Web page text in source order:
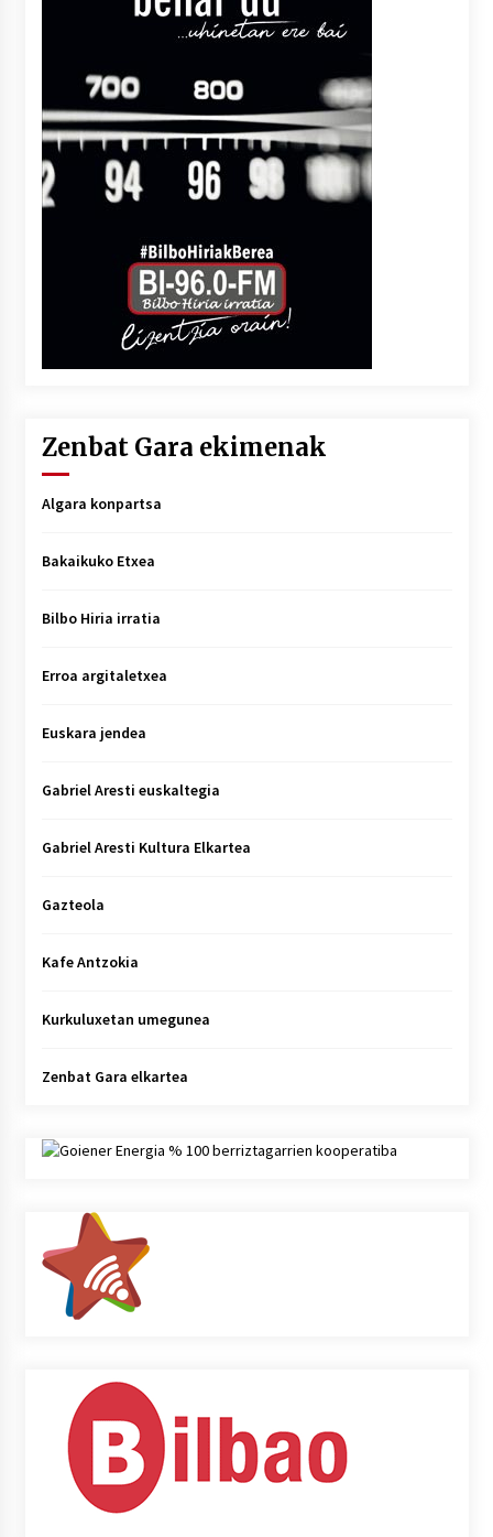
Zenbat Gara ekimenak
Algara konpartsa
Bakaikuko Etxea
Bilbo Hiria irratia
Erroa argitaletxea
Euskara jendea
Gabriel Aresti euskaltegia
Gabriel Aresti Kultura Elkartea
Gazteola
Kafe Antzokia
Kurkuluxetan umegunea
Zenbat Gara elkartea